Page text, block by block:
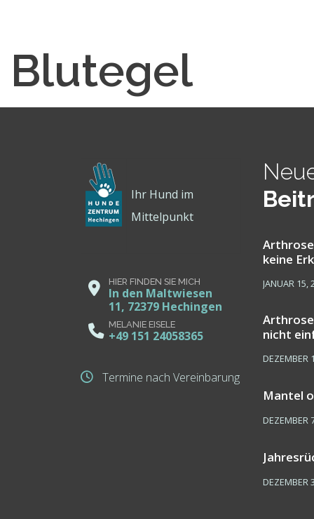
Blutegel
Ihr Hund im
Mittelpunkt
HIER FINDEN SIE MICH
In den Maltwiesen
11, 72379 Hechingen
MELANIE EISELE
+49 151 24058365
Termine nach Vereinbarung
keine
JANUAR 15,
nicht
DEZEMBER
Mantel
DEZEMBER
DEZEMBER